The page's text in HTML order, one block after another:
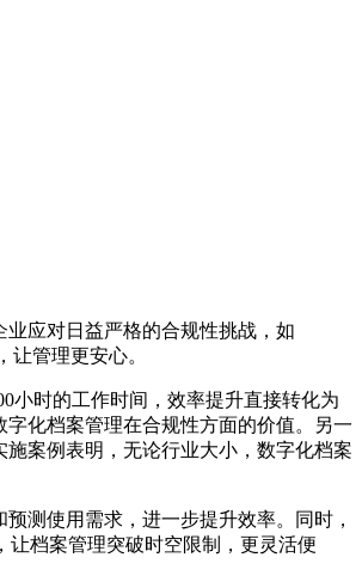
应对日益严格的合规性挑战，如
管理更安心。
小时的工作时间，效率提升直接转化为
化档案管理在合规性方面的价值。另一
案例表明，无论行业大小，数字化档案
测使用需求，进一步提升效率。同时，
让档案管理突破时空限制，更灵活便